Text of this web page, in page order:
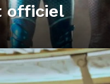
officiel